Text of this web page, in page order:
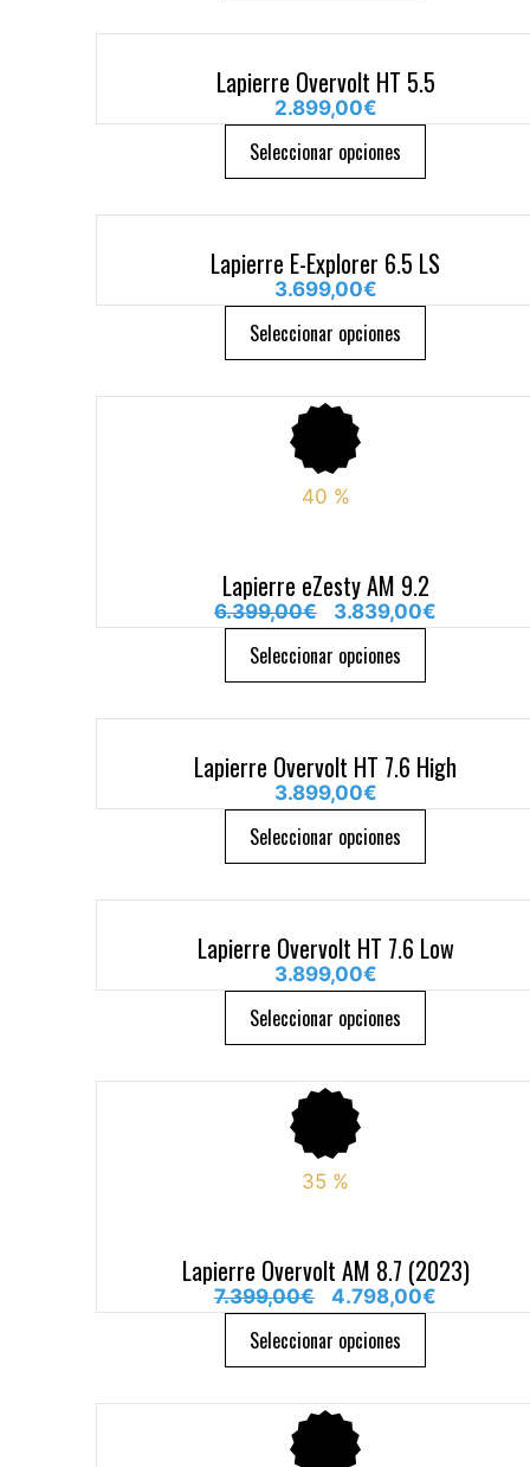
Lapierre Overvolt HT 5.5
2.899,00€
Seleccionar opciones
Lapierre E-Explorer 6.5 LS
3.699,00€
Seleccionar opciones
40 %
Lapierre eZesty AM 9.2
6.399,00€ 3.839,00€
Seleccionar opciones
Lapierre Overvolt HT 7.6 High
3.899,00€
Seleccionar opciones
Lapierre Overvolt HT 7.6 Low
3.899,00€
Seleccionar opciones
35 %
Lapierre Overvolt AM 8.7 (2023)
7.399,00€ 4.798,00€
Seleccionar opciones